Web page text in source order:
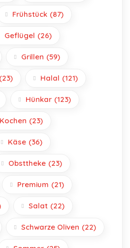
Frühstück (87)
Geflügel (26)
Grillen (59)
(23) Halal (121)
Hünkar (123)
Kochen (23)
Käse (36)
Obsttheke (23)
Premium (21)
Salat (22)
Schwarze Oliven (22)